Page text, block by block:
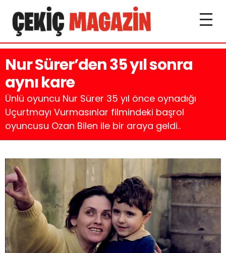
Nur Sürer’den 35 yıl sonra
aynı kare
Ünlü oyuncu Nur Sürer 35 yıl önce oynadığı
Uçurtmayı Vurmasınlar filmindeki başrol
oyuncusu Ozan Bilen ile bir araya geldi..